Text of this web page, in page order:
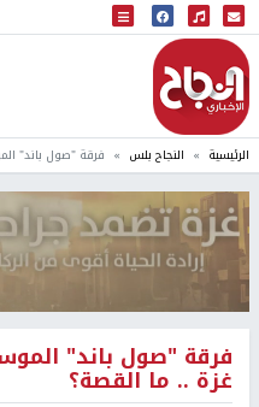
البث المباشر
إذاعة النجاح
الرئيسية النجاح بلس فرقة "صول باند"
فرقة "صول باند"
غزة .. ما القصة؟